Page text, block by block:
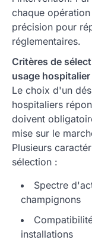
chaque
précision pour
réglementaires.
Critères de
usage hospitalier
Le choix d'un
hospitaliers
doivent
mise sur le
Plusieurs
sélection :
Spectre
champignons
installations